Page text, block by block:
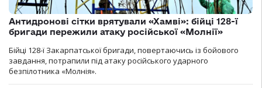
Антидронові сітки врятували «Хамві»: бійці 128-ї
бригади пережили атаку російської «Молнії»
Бійці 128-ї Закарпатської бригади, повертаючись із бойового
завдання, потрапили під атаку російського ударного
безпілотника «Молнія».